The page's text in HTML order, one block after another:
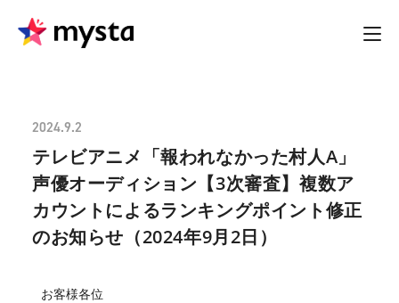
2024.9.2
テレビアニメ「報われなかった村人A」
声優オーディション【3次審査】複数ア
カウントによるランキングポイント修正
のお知らせ（2024年9月2日）
お客様各位